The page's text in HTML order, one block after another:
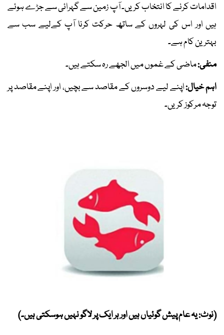
اقدامات کرنے کا انتخاب کریں۔ آپ زمین سے گہرائی سے جڑے ہوئے
ہیں اور اس کی لہروں کے ساتھ حرکت کرنا آپ کےلیے سب سے
بہترین کام ہے۔
منفی:ماضی کے غموں میں الجھے رہ سکتے ہیں۔
اہم خیال:اپنے لیے دوسروں کے مقاصد سے بچیں، اور اپنے مقاصد پر
توجہ مرکوز کریں۔
(نوٹ: یہ عام پیش گوئیاں ہیں اور ہر ایک پر لاگو نہیں ہوسکتی ہیں۔)